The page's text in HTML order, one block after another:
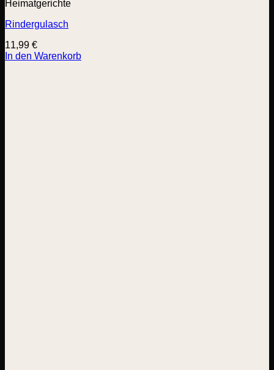
Heimatgerichte
Rindergulasch
11,99 €
In den Warenkorb